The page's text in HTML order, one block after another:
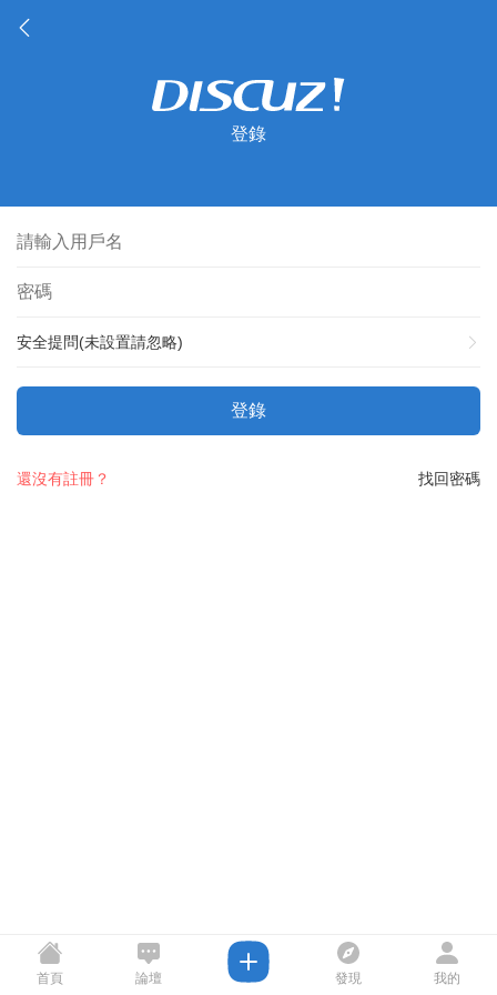
登錄
安全提問(未設置請忽略)
登錄
找回密碼
還沒有註冊？
首頁 論壇 發現 我的